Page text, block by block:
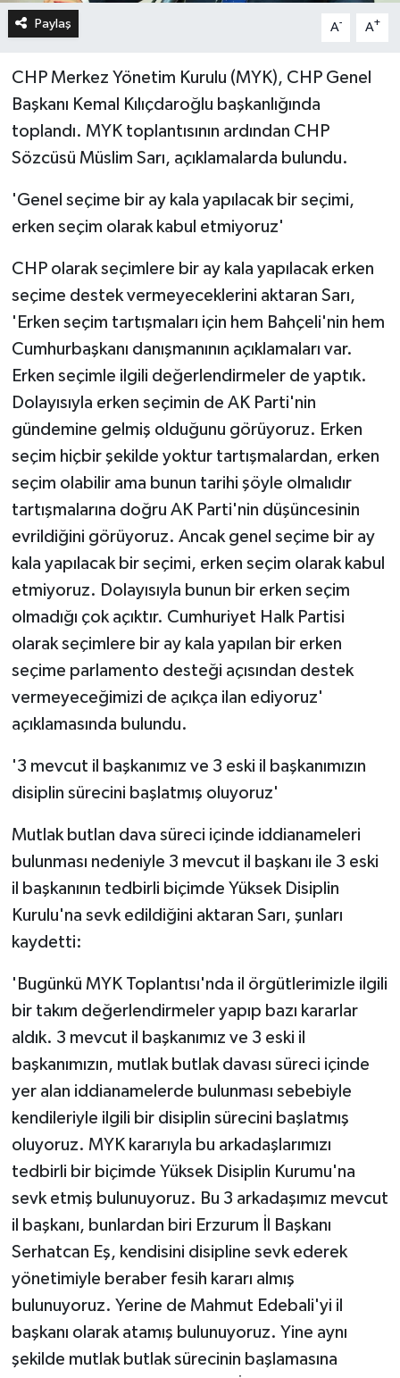
Paylaş A- A+
CHP Merkez Yönetim Kurulu (MYK), CHP Genel
Başkanı Kemal Kılıçdaroğlu başkanlığında
toplandı. MYK toplantısının ardından CHP
Sözcüsü Müslim Sarı, açıklamalarda bulundu.
'Genel seçime bir ay kala yapılacak bir seçimi,
erken seçim olarak kabul etmiyoruz'
CHP olarak seçimlere bir ay kala yapılacak erken
seçime destek vermeyeceklerini aktaran Sarı,
'Erken seçim tartışmaları için hem Bahçeli'nin hem
Cumhurbaşkanı danışmanının açıklamaları var.
Erken seçimle ilgili değerlendirmeler de yaptık.
Dolayısıyla erken seçimin de AK Parti'nin
gündemine gelmiş olduğunu görüyoruz. Erken
seçim hiçbir şekilde yoktur tartışmalardan, erken
seçim olabilir ama bunun tarihi şöyle olmalıdır
tartışmalarına doğru AK Parti'nin düşüncesinin
evrildiğini görüyoruz. Ancak genel seçime bir ay
kala yapılacak bir seçimi, erken seçim olarak kabul
etmiyoruz. Dolayısıyla bunun bir erken seçim
olmadığı çok açıktır. Cumhuriyet Halk Partisi
olarak seçimlere bir ay kala yapılan bir erken
seçime parlamento desteği açısından destek
vermeyeceğimizi de açıkça ilan ediyoruz'
açıklamasında bulundu.
'3 mevcut il başkanımız ve 3 eski il başkanımızın
disiplin sürecini başlatmış oluyoruz'
Mutlak butlan dava süreci içinde iddianameleri
bulunması nedeniyle 3 mevcut il başkanı ile 3 eski
il başkanının tedbirli biçimde Yüksek Disiplin
Kurulu'na sevk edildiğini aktaran Sarı, şunları
kaydetti:
'Bugünkü MYK Toplantısı'nda il örgütlerimizle ilgili
bir takım değerlendirmeler yapıp bazı kararlar
aldık. 3 mevcut il başkanımız ve 3 eski il
başkanımızın, mutlak butlak davası süreci içinde
yer alan iddianamelerde bulunması sebebiyle
kendileriyle ilgili bir disiplin sürecini başlatmış
oluyoruz. MYK kararıyla bu arkadaşlarımızı
tedbirli bir biçimde Yüksek Disiplin Kurumu'na
sevk etmiş bulunuyoruz. Bu 3 arkadaşımız mevcut
il başkanı, bunlardan biri Erzurum İl Başkanı
Serhatcan Eş, kendisini disipline sevk ederek
yönetimiyle beraber fesih kararı almış
bulunuyoruz. Yerine de Mahmut Edebali'yi il
başkanı olarak atamış bulunuyoruz. Yine aynı
şekilde mutlak butlak sürecinin başlamasına